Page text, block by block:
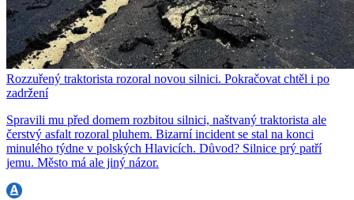
Rozzuřený traktorista rozoral novou silnici. Pokračovat chtěl i po
zadržení
Spravili mu před domem rozbitou silnici, naštvaný traktorista ale
čerstvý asfalt rozoral pluhem. Bizarní incident se stal na konci
minulého týdne v polských Hlavicích. Důvod? Silnice prý patří
jemu. Město má ale jiný názor.